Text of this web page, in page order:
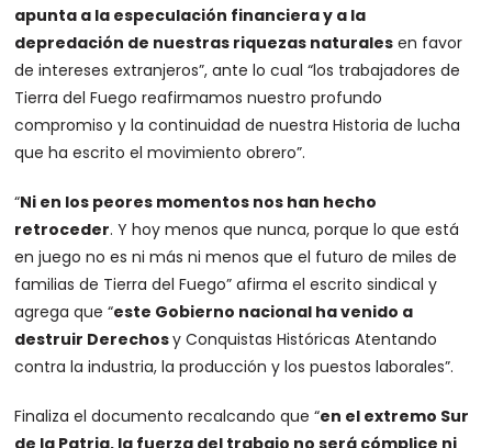
apunta a la especulación financiera y a la
depredación de nuestras riquezas naturales en favor
de intereses extranjeros”, ante lo cual “los trabajadores de
Tierra del Fuego reafirmamos nuestro profundo
compromiso y la continuidad de nuestra Historia de lucha
que ha escrito el movimiento obrero”.
“Ni en los peores momentos nos han hecho
retroceder. Y hoy menos que nunca, porque lo que está
en juego no es ni más ni menos que el futuro de miles de
familias de Tierra del Fuego” afirma el escrito sindical y
agrega que “este Gobierno nacional ha venido a
destruir Derechosy Conquistas Históricas Atentando
contra la industria, la producción y los puestos laborales”.
Finaliza el documento recalcando que “en el extremo Sur
de la Patria, la fuerza del trabajo no será cómplice ni